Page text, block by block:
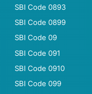
SBI Code 0893
SBI Code 0899
SBI Code 09
SBI Code 091
SBI Code 0910
SBI Code 099